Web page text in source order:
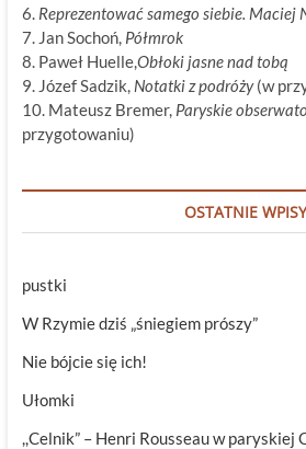
6. Reprezentować samego siebie. Maciej
7. Jan Sochoń, Półmrok
8. Paweł Huelle,Obłoki jasne nad tobą
9. Józef Sadzik, Notatki z podróży(w
10. Mateusz Bremer, Paryskie
przygotowaniu)
OSTATNIE WPISY
pustki
W Rzymie dziś „śniegiem prószy”
Nie bójcie się ich!
Ułomki
,,Celnik” – Henri Rousseau w paryskiej